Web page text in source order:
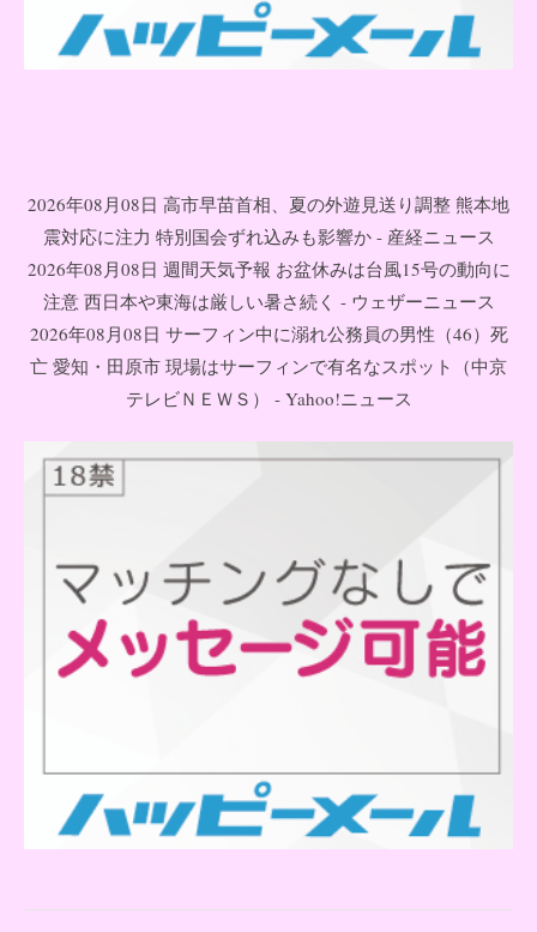
2026年08月08日 高市早苗首相、夏の外遊見送り調整 熊本地
震対応に注力 特別国会ずれ込みも影響か - 産経ニュース
2026年08月08日 週間天気予報 お盆休みは台風15号の動向に
注意 西日本や東海は厳しい暑さ続く - ウェザーニュース
2026年08月08日 サーフィン中に溺れ公務員の男性（46）死
亡 愛知・田原市 現場はサーフィンで有名なスポット（中京
テレビＮＥＷＳ） - Yahoo!ニュース